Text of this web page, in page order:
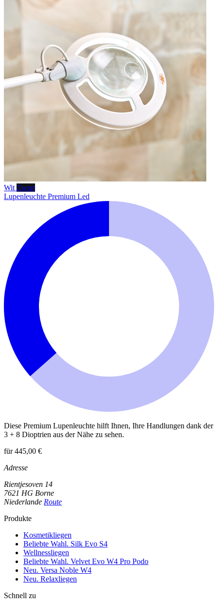
Wit Zwart
Lupenleuchte Premium Led
Diese Premium Lupenleuchte hilft Ihnen, Ihre Handlungen dank der
3 + 8 Dioptrien aus der Nähe zu sehen.
für 445,00 €
Adresse
Rientjesoven 14
7621 HG Borne
Niederlande Route
Produkte
Kosmetikliegen
Beliebte Wahl. Silk Evo S4
Wellnessliegen
Beliebte Wahl. Velvet Evo W4 Pro Podo
Neu. Versa Noble W4
Neu. Relaxliegen
Schnell zu